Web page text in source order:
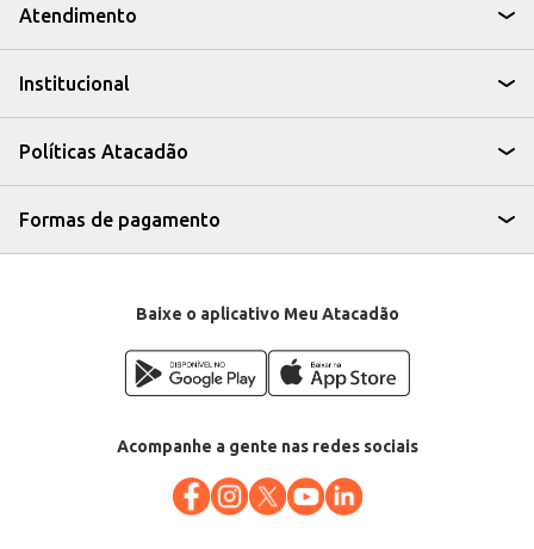
Atendimento
Institucional
Políticas Atacadão
Formas de pagamento
Baixe o aplicativo Meu Atacadão
Acompanhe a gente nas redes sociais